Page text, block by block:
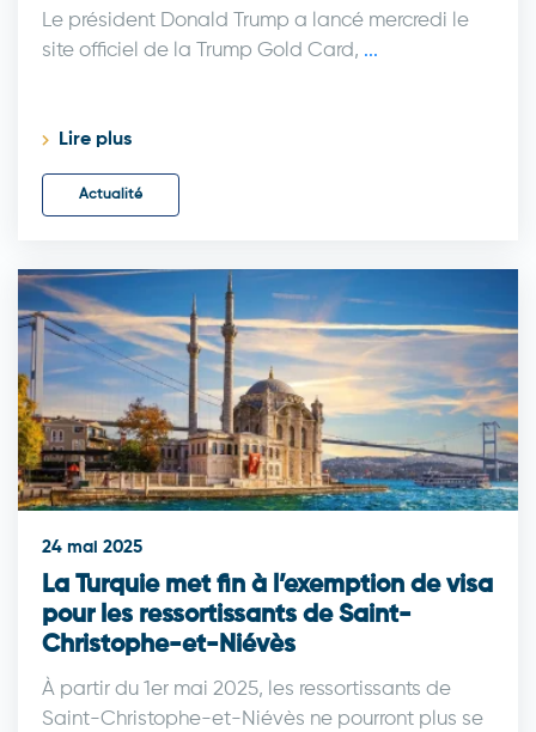
Le président Donald Trump a lancé mercredi le
site officiel de la Trump Gold Card, ...
Lire plus
Actualité
24 mai 2025
La Turquie met fin à l’exemption de visa
pour les ressortissants de Saint-
Christophe-et-Niévès
À partir du 1er mai 2025, les ressortissants de
Saint-Christophe-et-Niévès ne pourront plus se